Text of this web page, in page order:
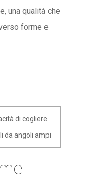
una qualità che
forme e
di cogliere
da angoli ampi